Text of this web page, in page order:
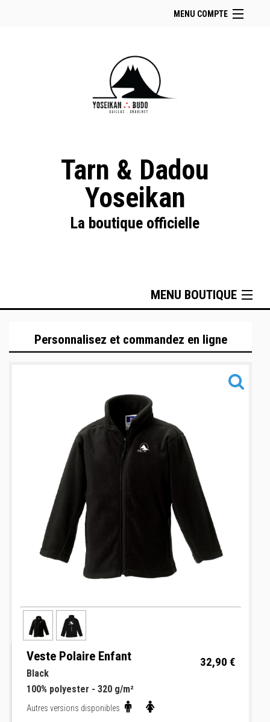
MENU COMPTE
Facebook
Instagram
Se connecter
Tarn & Dadou
Yoseikan
La boutique officielle
MENU BOUTIQUE
Sportswear
Personnalisez et commandez en ligne
Veste Polaire Enfant 32,90 €
Black
100% polyester - 320 g/m²
Autres versions disponibles